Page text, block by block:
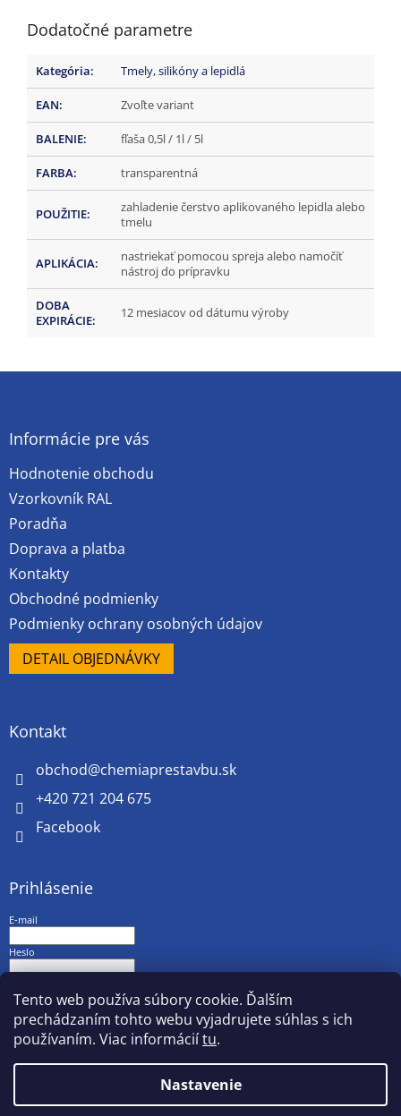
Tento web používa súbory cookie. Ďalším
prechádzaním tohto webu vyjadrujete súhlas s ich
používaním. Viac informáciítu.
Nastavenie
Dodatočné parametre
Kategória: Tmely, silikóny a lepidlá
EAN: Zvoľte variant
BALENIE: fľaša 0,5l / 1l / 5l
FARBA: transparentná
POUŽITIE:
zahladenie čerstvo aplikovaného lepidla alebo
tmelu
APLIKÁCIA:
nastriekať pomocou spreja alebo namočíť
nástroj do prípravku
DOBA
EXPIRÁCIE: 12 mesiacov od dátumu výroby
Informácie pre vás
Hodnotenie obchodu
Vzorkovník RAL
Poradňa
Doprava a platba
Kontakty
Obchodné podmienky
Podmienky ochrany osobných údajov
DETAIL OBJEDNÁVKY
Kontakt
obchod@chemiaprestavbu.sk
+420 721 204 675
Facebook
Prihlásenie
E-mail
Heslo
PRIHLÁSIŤ SA
Nová registráciaZabudnuté heslo
Vytvoril Shoptet